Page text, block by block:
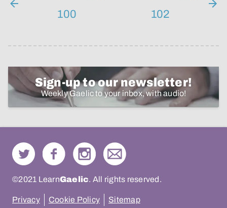
100
102
Sign-up to our newsletter!
Weekly Gaelic to your inbox, with audio!
©2021 LearnGaelic. All rights reserved.
Privacy Cookie Policy Sitemap